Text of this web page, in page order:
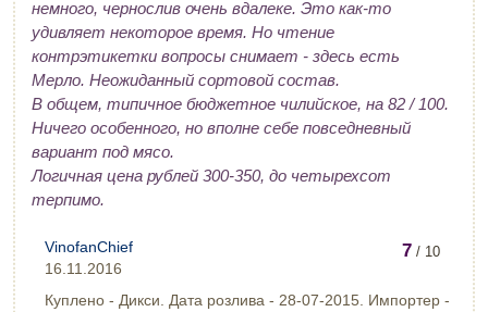
немного, чернослив очень вдалеке. Это как-то
удивляет некоторое время. Но чтение
контрэтикетки вопросы снимает - здесь есть
Мерло. Неожиданный сортовой состав.
В общем, типичное бюджетное чилийское, на 82 / 100.
Ничего особенного, но вполне себе повседневный
вариант под мясо.
Логичная цена рублей 300-350, до четырехсот
терпимо.
7 / 10
VinofanChief
16.11.2016
Куплено - Дикси. Дата розлива - 28-07-2015. Импортер -